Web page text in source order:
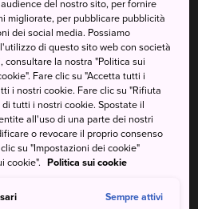
del mastio del
jinja, uno dei preferiti
Hearn
Horikawa
del nostro sito, per fornire
migliorate, per pubblicare pubblicità
dei social media. Possiamo
di questo sito web con società
consultare la nostra "Politica sui
Fare clic su "Accetta tutti i
i nostri cookie. Fare clic su "Rifiuta
tutti i nostri cookie. Spostate il
all'uso di una parte dei nostri
o revocare il proprio consenso
su "Impostazioni dei cookie"
cookie". Politica sui cookie
Sempre attivi